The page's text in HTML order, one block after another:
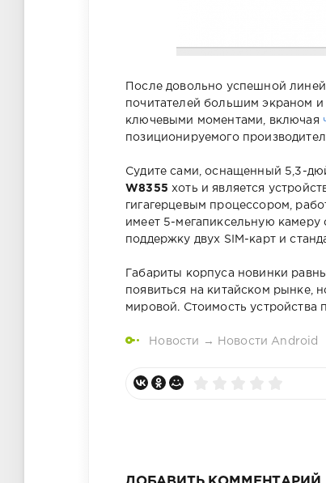
После довольно успешной
почитателей большим экраном
ключевыми моментами, включая
позиционируемого
Судите сами, оснащенный 5,3-
W8355 хоть и является
гигагерцевым процессором,
имеет 5-мегапиксельную камеру
поддержку двух SIM-карт и
Габариты корпуса новинки
появиться на китайском рынке,
мировой. Стоимость устройства
Новости → Новости Android